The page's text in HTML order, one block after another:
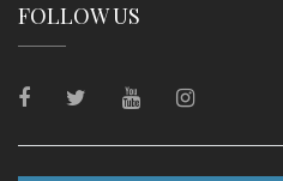
FOLLOW US